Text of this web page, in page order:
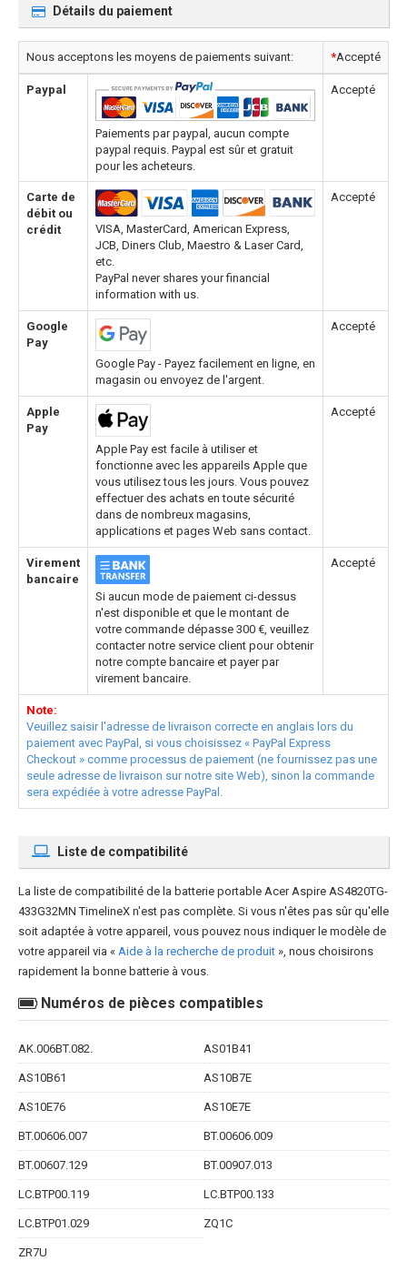
Détails du paiement
Nous acceptons les moyens de paiements suivant: *Accepté
Paypal
Paiements par paypal, aucun compte
paypal requis. Paypal est sûr et gratuit
pour les acheteurs.
Accepté
Carte de
débit ou
crédit
VISA, MasterCard, American Express,
JCB, Diners Club, Maestro & Laser Card,
etc.
PayPal never shares your financial
information with us.
Accepté
Google
Pay
Google Pay - Payez facilement en ligne, en
magasin ou envoyez de l'argent.
Accepté
Apple
Pay
Apple Pay est facile à utiliser et
fonctionne avec les appareils Apple que
vous utilisez tous les jours. Vous pouvez
effectuer des achats en toute sécurité
dans de nombreux magasins,
applications et pages Web sans contact.
Accepté
Virement
bancaire
Si aucun mode de paiement ci-dessus
n'est disponible et que le montant de
votre commande dépasse 300 €, veuillez
contacter notre service client pour obtenir
notre compte bancaire et payer par
virement bancaire.
Accepté
Note:
Veuillez saisir l'adresse de livraison correcte en anglais lors du
paiement avec PayPal, si vous choisissez « PayPal Express
Checkout » comme processus de paiement (ne fournissez pas une
seule adresse de livraison sur notre site Web), sinon la commande
sera expédiée à votre adresse PayPal.
Liste de compatibilité
La liste de compatibilité de la batterie portable Acer Aspire AS4820TG-
433G32MN TimelineX n'est pas complète. Si vous n'êtes pas sûr qu'elle
soit adaptée à votre appareil, vous pouvez nous indiquer le modèle de
votre appareil via « Aide à la recherche de produit », nous choisirons
rapidement la bonne batterie à vous.
Numéros de pièces compatibles
AK.006BT.082. AS01B41
AS10B61 AS10B7E
AS10E76 AS10E7E
BT.00606.007 BT.00606.009
BT.00607.129 BT.00907.013
LC.BTP00.119 LC.BTP00.133
LC.BTP01.029 ZQ1C
ZR7U